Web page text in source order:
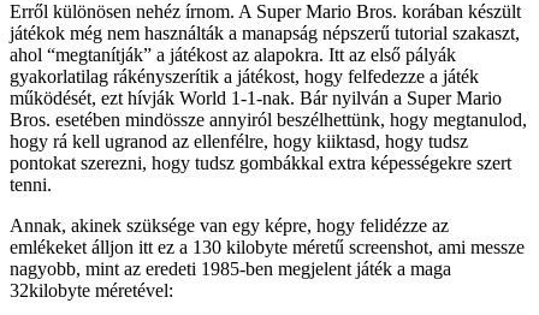
Erről különösen nehéz írnom. A Super Mario Bros. korában készült
játékok még nem használták a manapság népszerű tutorial szakaszt,
ahol “megtanítják” a játékost az alapokra. Itt az első pályák
gyakorlatilag rákényszerítik a játékost, hogy felfedezze a játék
működését, ezt hívják World 1-1-nak. Bár nyilván a Super Mario
Bros. esetében mindössze annyiról beszélhettünk, hogy megtanulod,
hogy rá kell ugranod az ellenfélre, hogy kiiktasd, hogy tudsz
pontokat szerezni, hogy tudsz gombákkal extra képességekre szert
tenni.
Annak, akinek szüksége van egy képre, hogy felidézze az
emlékeket álljon itt ez a 130 kilobyte méretű screenshot, ami messze
nagyobb, mint az eredeti 1985-ben megjelent játék a maga
32kilobyte méretével: